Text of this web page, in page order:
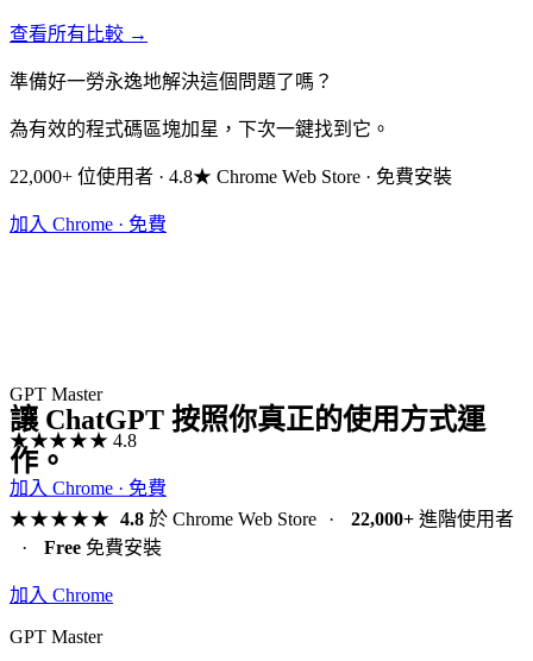
查看所有比較 →
準備好一勞永逸地解決這個問題了嗎？
為有效的程式碼區塊加星，下次一鍵找到它。
22,000+ 位使用者 · 4.8★ Chrome Web Store · 免費安裝
加入 Chrome · 免費
GPT Master
★★★★★ 4.8
加入 Chrome · 免費
讓 ChatGPT 按照你真正的使用方式運
作。
★★★★★ 4.8於 Chrome Web Store · 22,000+進階使用者
·
Free 免費安裝
加入 Chrome
GPT Master